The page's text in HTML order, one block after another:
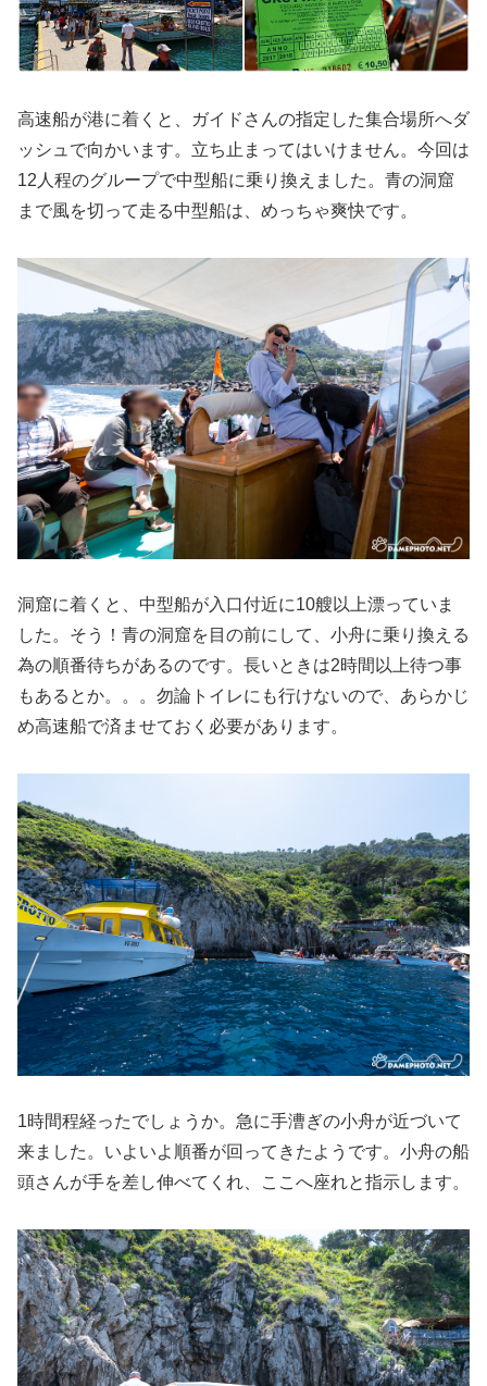
高速船が港に着くと、ガイドさんの指定した集合場所へダ
ッシュで向かいます。立ち止まってはいけません。今回は
12人程のグループで中型船に乗り換えました。青の洞窟
まで風を切って走る中型船は、めっちゃ爽快です。
洞窟に着くと、中型船が入口付近に10艘以上漂っていま
した。そう！青の洞窟を目の前にして、小舟に乗り換える
為の順番待ちがあるのです。長いときは2時間以上待つ事
もあるとか。。。勿論トイレにも行けないので、あらかじ
め高速船で済ませておく必要があります。
1時間程経ったでしょうか。急に手漕ぎの小舟が近づいて
来ました。いよいよ順番が回ってきたようです。小舟の船
頭さんが手を差し伸べてくれ、ここへ座れと指示します。